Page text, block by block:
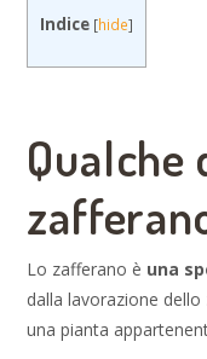
Indice [hide]
Lo zafferano è una
dalla lavorazione
una pianta